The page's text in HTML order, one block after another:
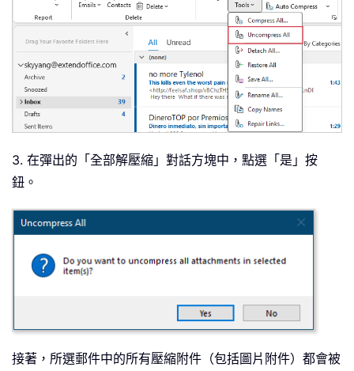
3. 在彈出的「全部解壓縮」對話方塊中，點選「是」按
鈕。
接著，所選郵件中的所有壓縮附件（包括圖片附件）都會被